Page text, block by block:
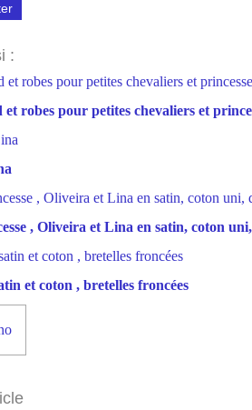
:
robes pour petites chevaliers et
, Oliveira et Lina en satin, coton
et coton , bretelles froncées